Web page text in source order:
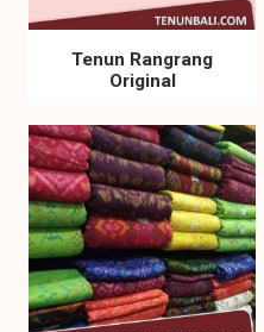
Tenun Rangrang
Original